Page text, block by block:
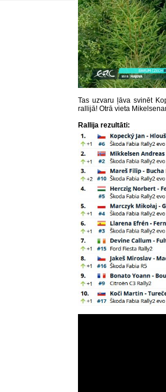
Tas uzvaru ļāva svinēt
rallijā! Otrā vieta
Rallija rezultāti: